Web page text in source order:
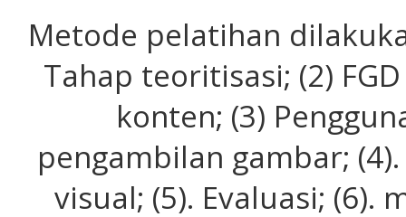
Metode pelatihan
Tahap teoritisasi; (2)
konten; (3)
pengambilan gambar;
visual; (5). Evaluasi; (6).